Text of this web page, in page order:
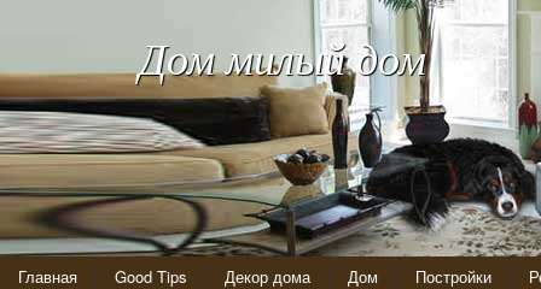
Дом милый дом
Главная Good Tips Декор дома Дом Постройки